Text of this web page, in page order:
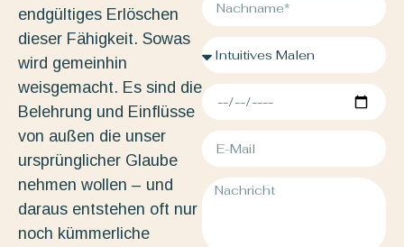
endgültiges Erlöschen
dieser Fähigkeit. Sowas
wird gemeinhin
weisgemacht. Es sind die
Belehrung und Einflüsse
von außen die unser
ursprünglicher Glaube
nehmen wollen – und
daraus entstehen oft nur
noch kümmerliche